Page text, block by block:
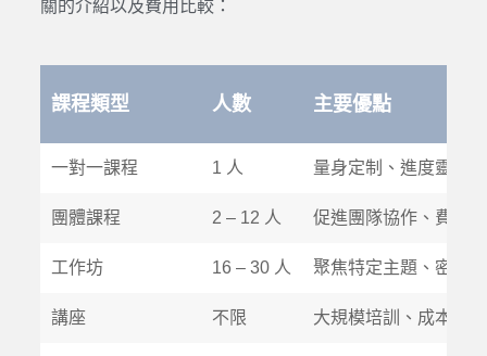
關的介紹以及費用比較：
課程類型 人數 主要優點
一對一課程 1 人 量身定制、進度靈活
團體課程 2 – 12 人 促進團隊協作、費用
工作坊 16 – 30 人 聚焦特定主題、密集
講座 不限 大規模培訓、成本低